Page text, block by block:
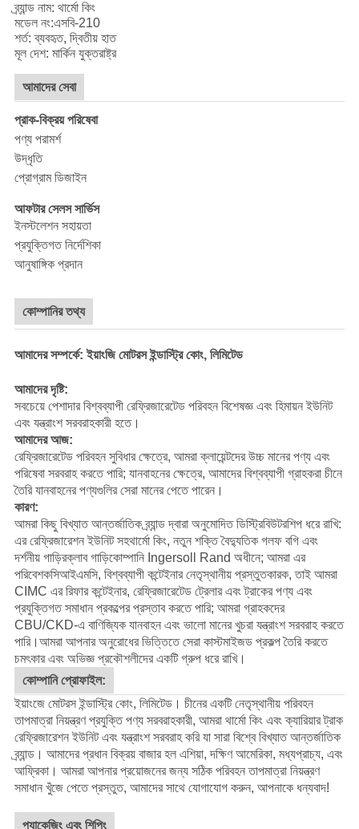
ব্র্যান্ড নাম: থার্মো কিং
মডেল নং:এসবি-210
শর্ত: ব্যবহৃত, দ্বিতীয় হাত
মূল দেশ: মার্কিন যুক্তরাষ্ট্র
আমাদের সেবা
প্রাক-বিক্রয় পরিষেবা
পণ্য পরামর্শ
উদ্ধৃতি
প্রোগ্রাম ডিজাইন
আফটার সেলস সার্ভিস
ইনস্টলেশন সহায়তা
প্রযুক্তিগত নির্দেশিকা
আনুষাঙ্গিক প্রদান
কোম্পানির তথ্য
আমাদের সম্পর্কে: ইয়াংজি মোটরস ইন্ডাস্ট্রি কোং, লিমিটেড
আমাদের দৃষ্টি:
সবচেয়ে পেশাদার বিশ্বব্যাপী রেফ্রিজারেটেড পরিবহন বিশেষজ্ঞ এবং হিমায়ন ইউনিট
এবং যন্ত্রাংশ সরবরাহকারী হতে।
আমাদের আজ:
রেফ্রিজারেটেড পরিবহন সুবিধার ক্ষেত্রে, আমরা ক্লায়েন্টদের উচ্চ মানের পণ্য এবং
পরিষেবা সরবরাহ করতে পারি; যানবাহনের ক্ষেত্রে, আমাদের বিশ্বব্যাপী গ্রাহকরা চীনে
তৈরি যানবাহনের পণ্যগুলির সেরা মানের পেতে পারেন।
কারণ:
আমরা কিছু বিখ্যাত আন্তর্জাতিক ব্র্যান্ড দ্বারা অনুমোদিত ডিস্ট্রিবিউটরশিপ ধরে রাখি:
এর রেফ্রিজারেশন ইউনিট সহথার্মো কিং, নতুন শক্তি বৈদ্যুতিক গলফ বগি এবং
দর্শনীয় গাড়িরক্লাব গাড়িকোম্পানি Ingersoll Rand অধীনে; আমরা এর
পরিবেশকসিআইএমসি, বিশ্বব্যাপী কন্টেইনার নেতৃস্থানীয় প্রস্তুতকারক, তাই আমরা
CIMC এর রিফার কন্টেইনার, রেফ্রিজারেটেড ট্রেলার এবং ট্রাকের পণ্য এবং
প্রযুক্তিগত সমাধান প্রকল্পের প্রস্তাব করতে পারি; আমরা গ্রাহকদের
CBU/CKD-এ বাণিজ্যিক যানবাহন এবং ভালো মানের খুচরা যন্ত্রাংশ সরবরাহ করতে
পারি। আমরা আপনার অনুরোধের ভিত্তিতে সেরা কাস্টমাইজড প্রকল্প তৈরি করতে
চমৎকার এবং অভিজ্ঞ প্রকৌশলীদের একটি গ্রুপ ধরে রাখি।
কোম্পানি প্রোফাইল:
ইয়াংজে মোটরস ইন্ডাস্ট্রি কোং, লিমিটেড। চীনের একটি নেতৃস্থানীয় পরিবহন
তাপমাত্রা নিয়ন্ত্রণ প্রযুক্তি পণ্য সরবরাহকারী, আমরা থার্মো কিং এবং ক্যারিয়ার ট্রাক
রেফ্রিজারেশন ইউনিট এবং যন্ত্রাংশ সরবরাহ করি যা সারা বিশ্বে বিখ্যাত আন্তর্জাতিক
ব্র্যান্ড। আমাদের প্রধান বিক্রয় বাজার হল এশিয়া, দক্ষিণ আমেরিকা, মধ্যপ্রাচ্য, এবং
আফ্রিকা। আমরা আপনার প্রয়োজনের জন্য সঠিক পরিবহন তাপমাত্রা নিয়ন্ত্রণ
সমাধান খুঁজে পেতে প্রস্তুত, আমাদের সাথে যোগাযোগ করুন, আপনাকে ধন্যবাদ!
প্যাকেজিং এবং শিপিং